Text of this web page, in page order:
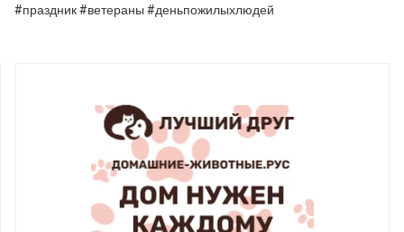
#праздник #ветераны #деньпожилыхлюдей